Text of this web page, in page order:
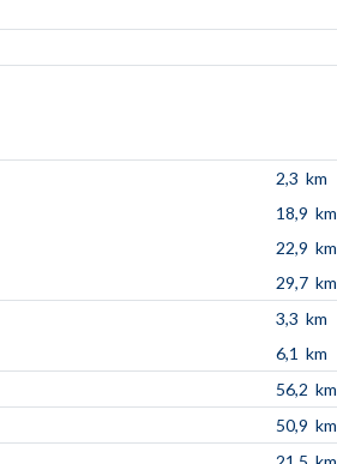
2,3 km
18,9 km
22,9 km
29,7 km
3,3 km
6,1 km
56,2 km
50,9 km